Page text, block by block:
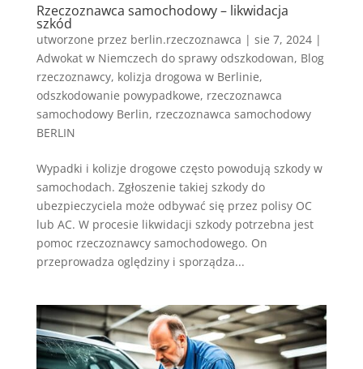
Rzeczoznawca samochodowy – likwidacja
szkód
utworzone przez berlin.rzeczoznawca | sie 7, 2024|
Adwokat w Niemczech do sprawy odszkodowan, Blog
rzeczoznawcy, kolizja drogowa w Berlinie,
odszkodowanie powypadkowe, rzeczoznawca
samochodowy Berlin, rzeczoznawca samochodowy
BERLIN
Wypadki i kolizje drogowe często powodują szkody w
samochodach. Zgłoszenie takiej szkody do
ubezpieczyciela może odbywać się przez polisy OC
lub AC. W procesie likwidacji szkody potrzebna jest
pomoc rzeczoznawcy samochodowego. On
przeprowadza oględziny i sporządza...